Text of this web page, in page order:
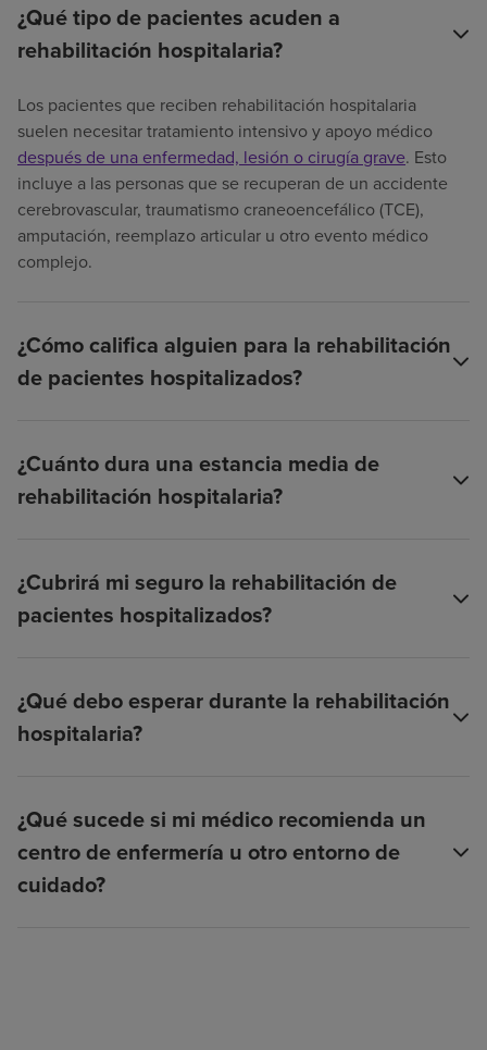
¿Qué tipo de pacientes acuden a
rehabilitación hospitalaria?
Los pacientes que reciben rehabilitación hospitalaria
suelen necesitar tratamiento intensivo y apoyo médico
después de una enfermedad, lesión o cirugía grave. Esto
incluye a las personas que se recuperan de un accidente
cerebrovascular, traumatismo craneoencefálico (TCE),
amputación, reemplazo articular u otro evento médico
complejo.
¿Cómo califica alguien para la rehabilitación
de pacientes hospitalizados?
¿Cuánto dura una estancia media de
rehabilitación hospitalaria?
¿Cubrirá mi seguro la rehabilitación de
pacientes hospitalizados?
¿Qué debo esperar durante la rehabilitación
hospitalaria?
¿Qué sucede si mi médico recomienda un
centro de enfermería u otro entorno de
cuidado?